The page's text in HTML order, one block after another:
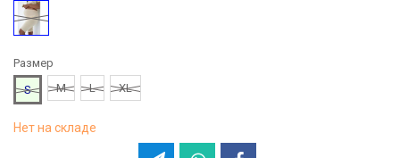
Бежевый
Размер
S
M L XL
Нет на складе